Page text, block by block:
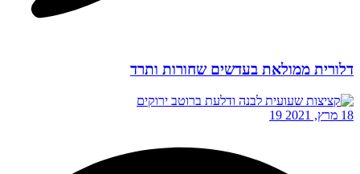
דלורית ממולאת בעדשים שחורות ותרד
18 מרץ, 2021 19